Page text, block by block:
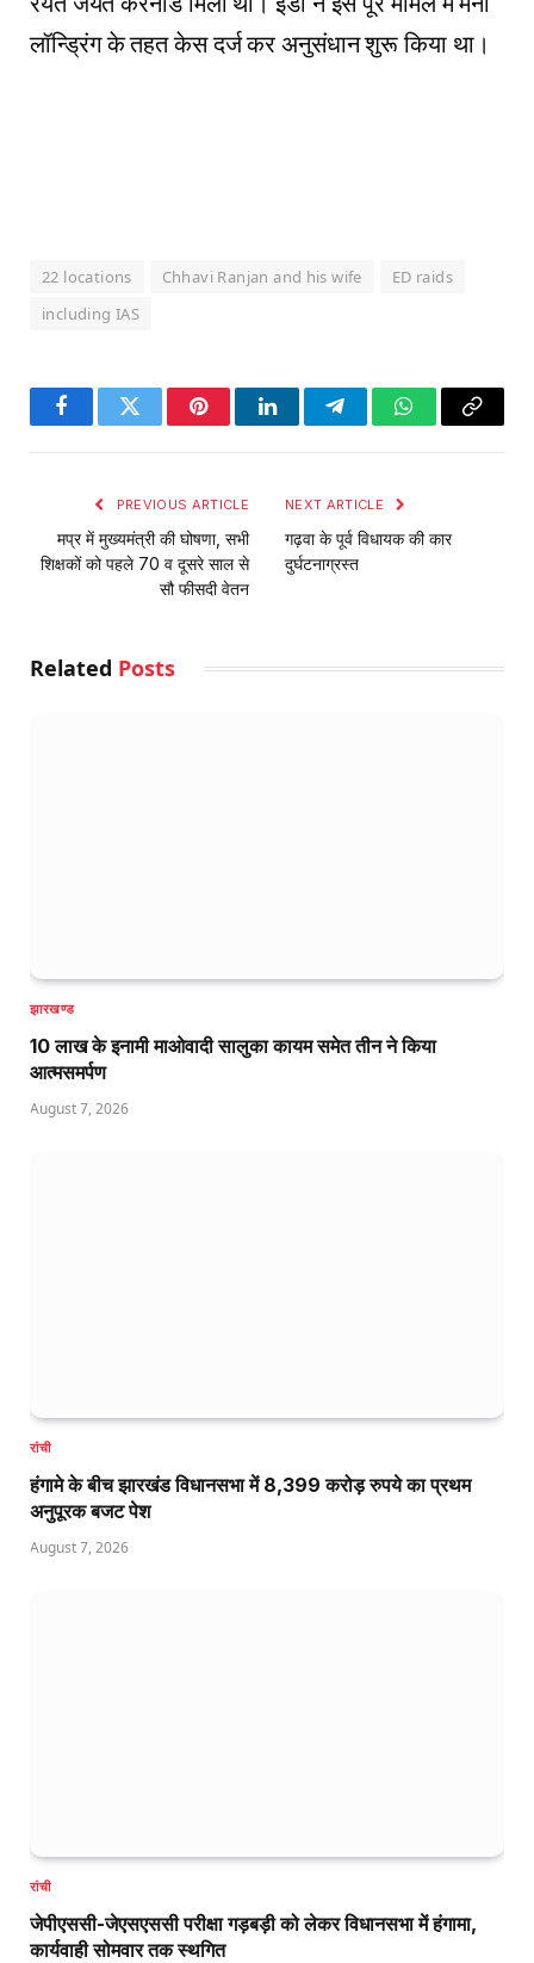
लॉन्ड्रिंग के तहत केस दर्ज कर अनुसंधान शुरू किया था।
22 locations Chhavi Ranjan and his wife
ED raids
including IAS
FacebookTwitter PinterestLinkedInTelegramWhatsApp
Copy
PREVIOUS ARTICLE
मप्र में मुख्यमंत्री की घोषणा, सभी
शिक्षकों को पहले 70 व दूसरे साल से
सौ फीसदी वेतन
NEXT ARTICLE
गढ़वा के पूर्व विधायक की कार
दुर्घटनाग्रस्त
Related Posts
झारखण्ड
10 लाख के इनामी माओवादी सालुका कायम समेत तीन ने किया
आत्मसमर्पण
August 7, 2026
रांची
हंगामे के बीच झारखंड विधानसभा में 8,399 करोड़ रुपये का प्रथम
अनुपूरक बजट पेश
August 7, 2026
रांची
जेपीएससी-जेएसएससी परीक्षा गड़बड़ी को लेकर विधानसभा में हंगामा,
कार्यवाही सोमवार तक स्थगित